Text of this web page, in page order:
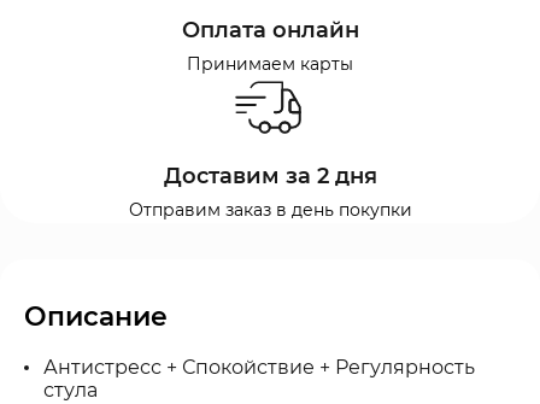
Оплата онлайн
Принимаем карты
Доставим за 2 дня
Отправим заказ в день покупки
Описание
Антистресс + Спокойствие + Регулярность
стула